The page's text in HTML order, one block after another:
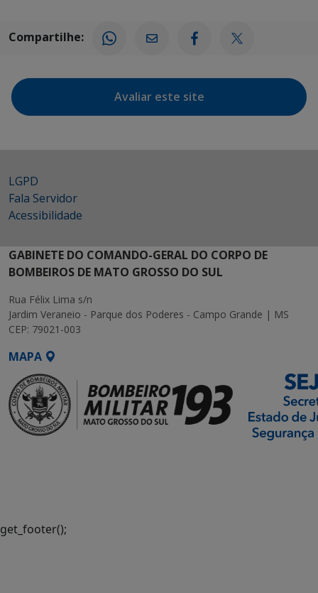
Compartilhe:
Avaliar este site
LGPD
Fala Servidor
Acessibilidade
GABINETE DO COMANDO-GERAL DO CORPO DE
BOMBEIROS DE MATO GROSSO DO SUL
Rua Félix Lima s/n
Jardim Veraneio - Parque dos Poderes - Campo Grande | MS
CEP: 79021-003
MAPA
get_footer();